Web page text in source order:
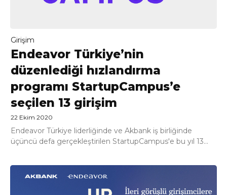
Girişim
Endeavor Türkiye’nin
düzenlediği hızlandırma
programı StartupCampus’e
seçilen 13 girişim
22 Ekim 2020
Endeavor Türkiye liderliğinde ve Akbank iş birliğinde
üçüncü defa gerçekleştirilen StartupCampus'e bu yıl 13...